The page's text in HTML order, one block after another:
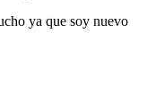
ya que soy nuevo